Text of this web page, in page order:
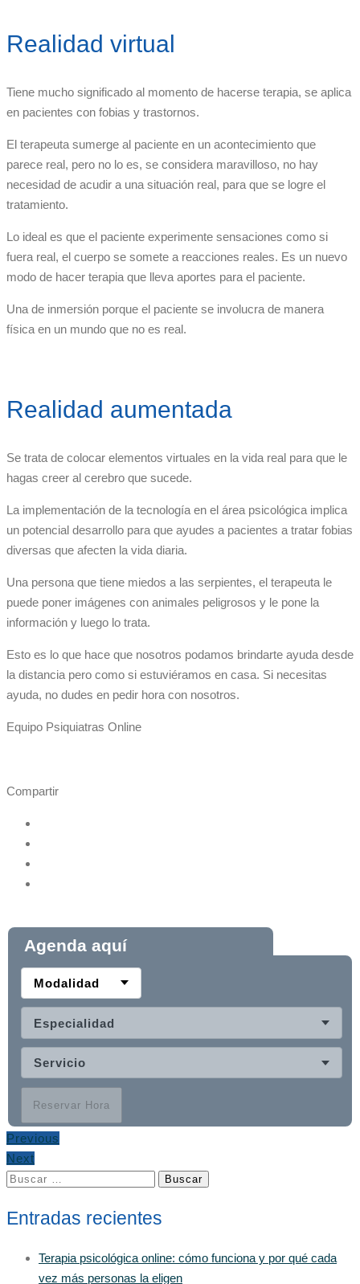
Realidad virtual
Tiene mucho significado al momento de hacerse terapia, se aplica
en pacientes con fobias y trastornos.
El terapeuta sumerge al paciente en un acontecimiento que
parece real, pero no lo es, se considera maravilloso, no hay
necesidad de acudir a una situación real, para que se logre el
tratamiento.
Lo ideal es que el paciente experimente sensaciones como si
fuera real, el cuerpo se somete a reacciones reales. Es un nuevo
modo de hacer terapia que lleva aportes para el paciente.
Una de inmersión porque el paciente se involucra de manera
física en un mundo que no es real.
Realidad aumentada
Se trata de colocar elementos virtuales en la vida real para que le
hagas creer al cerebro que sucede.
La implementación de la tecnología en el área psicológica implica
un potencial desarrollo para que ayudes a pacientes a tratar fobias
diversas que afecten la vida diaria.
Una persona que tiene miedos a las serpientes, el terapeuta le
puede poner imágenes con animales peligrosos y le pone la
información y luego lo trata.
Esto es lo que hace que nosotros podamos brindarte ayuda desde
la distancia pero como si estuviéramos en casa. Si necesitas
ayuda, no dudes en pedir hora con nosotros.
Equipo Psiquiatras Online
Compartir
Agenda aquí
Modalidad
Especialidad
Servicio
Reservar Hora
Previous
Next
Buscar:
Entradas recientes
Terapia psicológica online: cómo funciona y por qué cada
vez más personas la eligen